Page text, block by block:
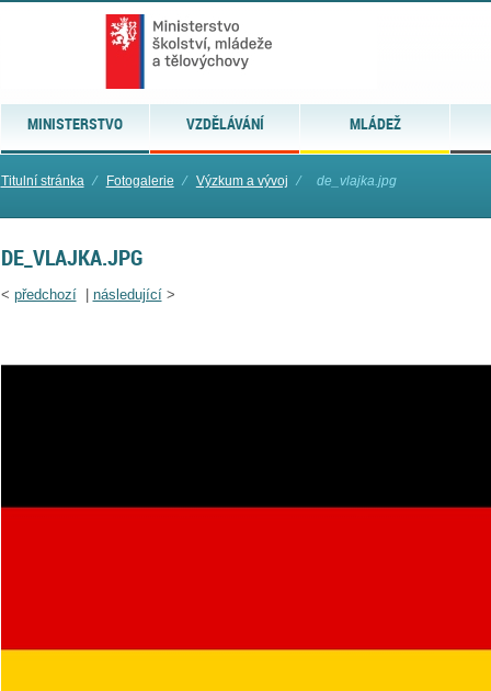
MINISTERSTVO VZDĚLÁVÁNÍ MLÁDEŽ
Titulní stránka ⁄ Fotogalerie ⁄ Výzkum a vývoj ⁄ de_vlajka.jpg
DE_VLAJKA.JPG
< předchozí| následující>